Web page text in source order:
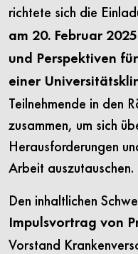
richtete sich die
am 20. Februar 2025
und Perspektiven
einer
Teilnehmende in den
zusammen, um sich
Herausforderungen
Arbeit auszutauschen.
Den inhaltlichen
Impulsvortrag von
Vorstand